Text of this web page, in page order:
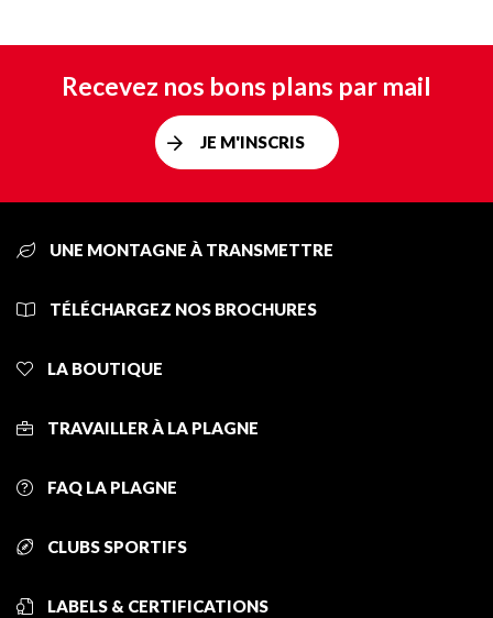
Recevez nos bons plans par mail
JE M'INSCRIS
UNE MONTAGNE À TRANSMETTRE
TÉLÉCHARGEZ NOS BROCHURES
LA BOUTIQUE
TRAVAILLER À LA PLAGNE
FAQ LA PLAGNE
CLUBS SPORTIFS
LABELS & CERTIFICATIONS